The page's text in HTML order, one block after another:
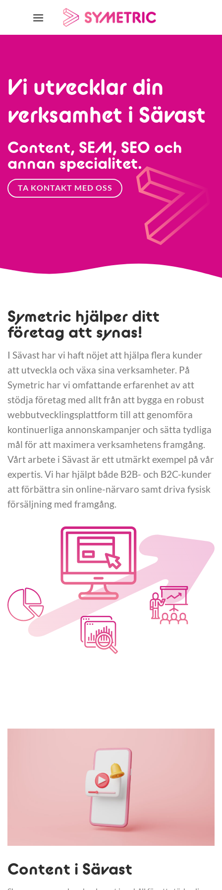
Vi utvecklar din
verksamhet i Sävast
Content, SEM, SEO och
annan specialitet.
TA KONTAKT MED OSS
Symetric hjälper ditt
företag att synas!
I Sävast har vi haft nöjet att hjälpa flera kunder
att utveckla och växa sina verksamheter. På
Symetric har vi omfattande erfarenhet av att
stödja företag med allt från att bygga en robust
webbutvecklingsplattform till att genomföra
kontinuerliga annonskampanjer och sätta tydliga
mål för att maximera verksamhetens framgång.
Vårt arbete i Sävast är ett utmärkt exempel på vår
expertis. Vi har hjälpt både B2B- och B2C-kunder
att förbättra sin online-närvaro samt driva fysisk
försäljning med framgång.
Content i Sävast